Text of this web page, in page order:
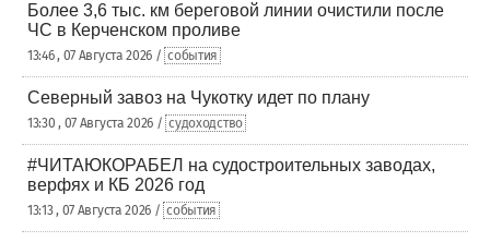
Более 3,6 тыс. км береговой линии очистили после
ЧС в Керченском проливе
13:46 , 07 Августа 2026 / события
Северный завоз на Чукотку идет по плану
13:30 , 07 Августа 2026 / судоходство
#ЧИТАЮКОРАБЕЛ на судостроительных заводах,
верфях и КБ 2026 год
13:13 , 07 Августа 2026 / события